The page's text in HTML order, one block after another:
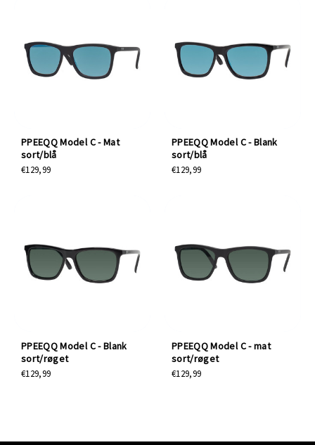
PPEEQQ Model C - Mat
sort/blå
€129,99
PPEEQQ Model C - Blank
sort/blå
€129,99
PPEEQQ Model C - Blank
sort/røget
€129,99
PPEEQQ Model C - mat
sort/røget
€129,99